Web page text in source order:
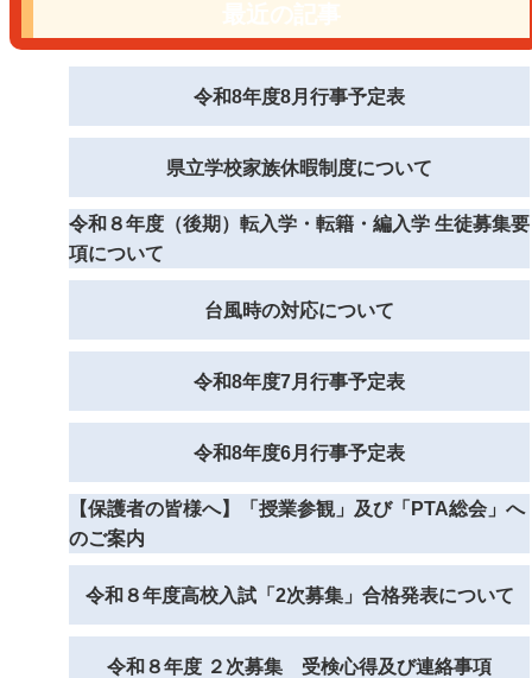
令和8年度8月行事予定表
県立学校家族休暇制度について
令和８年度（後期）転入学・転籍・編入学 生徒募集要
項について
台風時の対応について
令和8年度7月行事予定表
令和8年度6月行事予定表
【保護者の皆様へ】「授業参観」及び「PTA総会」へ
のご案内
令和８年度高校入試「2次募集」合格発表について
令和８年度 ２次募集 受検心得及び連絡事項